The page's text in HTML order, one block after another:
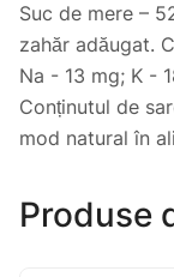
Suc de mere –
zahăr adăugat.
Na - 13 mg; K -
Conținutul de
mod natural în
Produse